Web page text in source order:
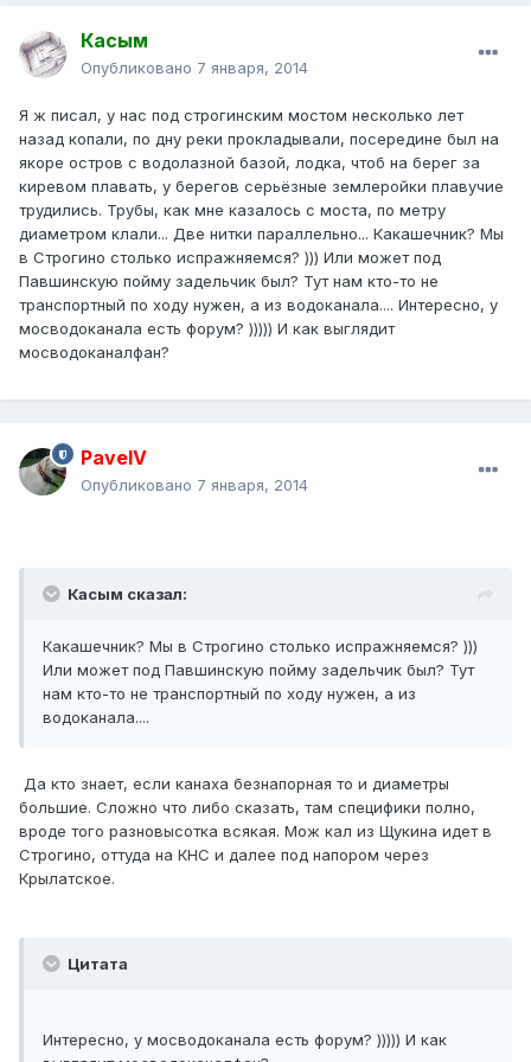
Касым
Опубликовано 7 января, 2014
Я ж писал, у нас под строгинским мостом несколько лет
назад копали, по дну реки прокладывали, посередине был на
якоре остров с водолазной базой, лодка, чтоб на берег за
киревом плавать, у берегов серьёзные землеройки плавучие
трудились. Трубы, как мне казалось с моста, по метру
диаметром клали... Две нитки параллельно... Какашечник? Мы
в Строгино столько испражняемся? ))) Или может под
Павшинскую пойму задельчик был? Тут нам кто-то не
транспортный по ходу нужен, а из водоканала.... Интересно, у
мосводоканала есть форум? ))))) И как выглядит
мосводоканалфан?
PavelV
Опубликовано 7 января, 2014
Касым сказал:
Какашечник? Мы в Строгино столько испражняемся? )))
Или может под Павшинскую пойму задельчик был? Тут
нам кто-то не транспортный по ходу нужен, а из
водоканала....
Да кто знает, если канаха безнапорная то и диаметры
большие. Сложно что либо сказать, там специфики полно,
вроде того разновысотка всякая. Мож кал из Щукина идет в
Строгино, оттуда на КНС и далее под напором через
Крылатское.
Цитата
Интересно, у мосводоканала есть форум? ))))) И как